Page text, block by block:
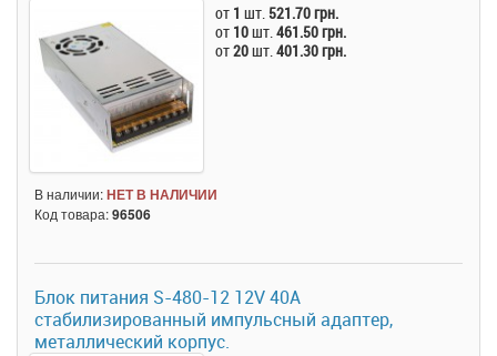
от 1 шт. 521.70 грн.
от 10шт.461.50 грн.
от20шт.401.30 грн.
В наличии:НЕТ В НАЛИЧИИ
Код товара:96506
Блок питания S-480-12 12V 40A
стабилизированный импульсный адаптер,
металлический корпус.